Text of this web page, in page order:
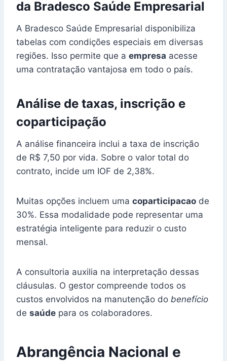
da Bradesco Saúde Empresarial
A Bradesco Saúde Empresarial disponibiliza
tabelas com condições especiais em diversas
regiões. Isso permite que a empresa acesse
uma contratação vantajosa em todo o país.
Análise de taxas, inscrição e
coparticipação
A análise financeira inclui a taxa de inscrição
de R$ 7,50 por vida. Sobre o valor total do
contrato, incide um IOF de 2,38%.
Muitas opções incluem uma coparticipacao de
30%. Essa modalidade pode representar uma
estratégia inteligente para reduzir o custo
mensal.
A consultoria auxilia na interpretação dessas
cláusulas. O gestor compreende todos os
custos envolvidos na manutenção do benefício
de saúde para os colaboradores.
Abrangência Nacional e